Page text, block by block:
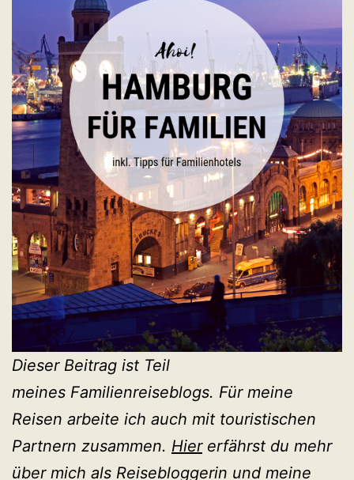
Dieser Beitrag ist Teil
meines Familienreiseblogs. Für meine
Reisen arbeite ich auch mit touristischen
Partnern zusammen. Hiererfährst du mehr
über mich als Reisebloggerin und meine